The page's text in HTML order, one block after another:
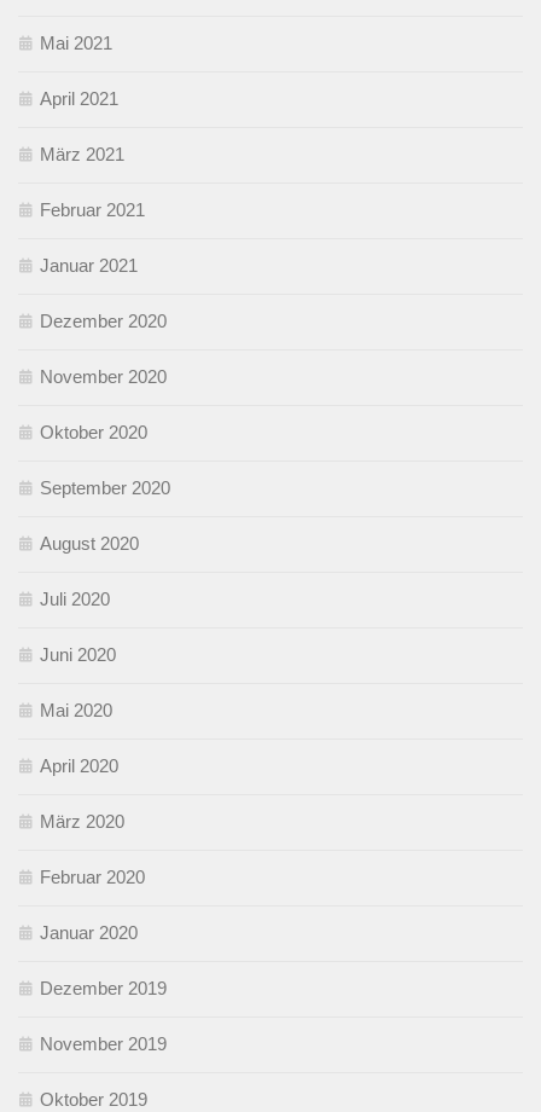
Mai 2021
April 2021
März 2021
Februar 2021
Januar 2021
Dezember 2020
November 2020
Oktober 2020
September 2020
August 2020
Juli 2020
Juni 2020
Mai 2020
April 2020
März 2020
Februar 2020
Januar 2020
Dezember 2019
November 2019
Oktober 2019